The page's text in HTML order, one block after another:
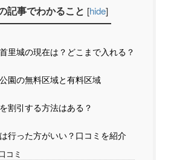
記事でわかること [hide]
里城の現在は？どこまで入れる？
園の無料区域と有料区域
割引する方法はある？
行った方がいい？口コミを紹介
コミ